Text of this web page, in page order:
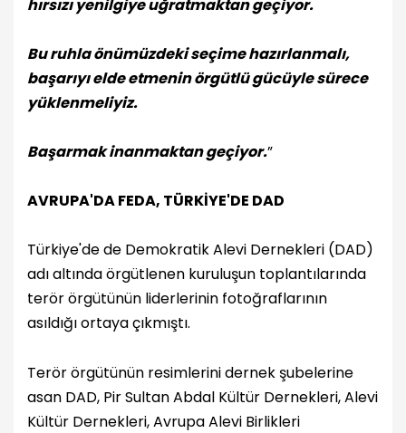
hırsızı yenilgiye uğratmaktan geçiyor.
Bu ruhla önümüzdeki seçime hazırlanmalı,
başarıyı elde etmenin örgütlü gücüyle sürece
yüklenmeliyiz.
Başarmak inanmaktan geçiyor.”
AVRUPA'DA FEDA, TÜRKİYE'DE DAD
Türkiye'de de Demokratik Alevi Dernekleri (DAD)
adı altında örgütlenen kuruluşun toplantılarında
terör örgütünün liderlerinin fotoğraflarının
asıldığı ortaya çıkmıştı.
Terör örgütünün resimlerini dernek şubelerine
asan DAD, Pir Sultan Abdal Kültür Dernekleri, Alevi
Kültür Dernekleri, Avrupa Alevi Birlikleri